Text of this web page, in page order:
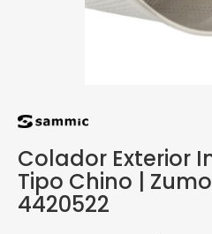
Colador Exterior
Tipo Chino |
4420522